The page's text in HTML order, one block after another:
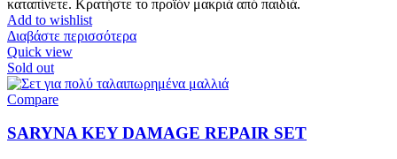
καταπίνετε. Κρατήστε το προϊόν μακριά από παιδιά.
Add to wishlist
Διαβάστε περισσότερα
Quick view
Sold out
Compare
SARYNA KEY DAMAGE REPAIR SET